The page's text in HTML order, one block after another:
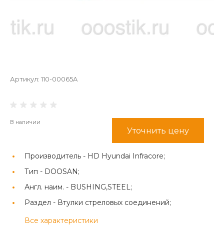
Артикул: 110-00065A
В наличии
Уточнить цену
Производитель - HD Hyundai Infracore;
Тип - DOOSAN;
Англ. наим. - BUSHING,STEEL;
Раздел - Втулки стреловых соединений;
Все характеристики